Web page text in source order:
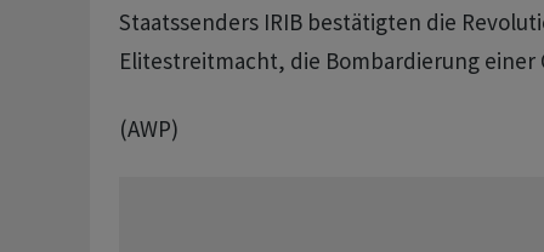
Staatssenders IRIB bestätigten die
Elitestreitmacht, die Bombardierung einer
(AWP)